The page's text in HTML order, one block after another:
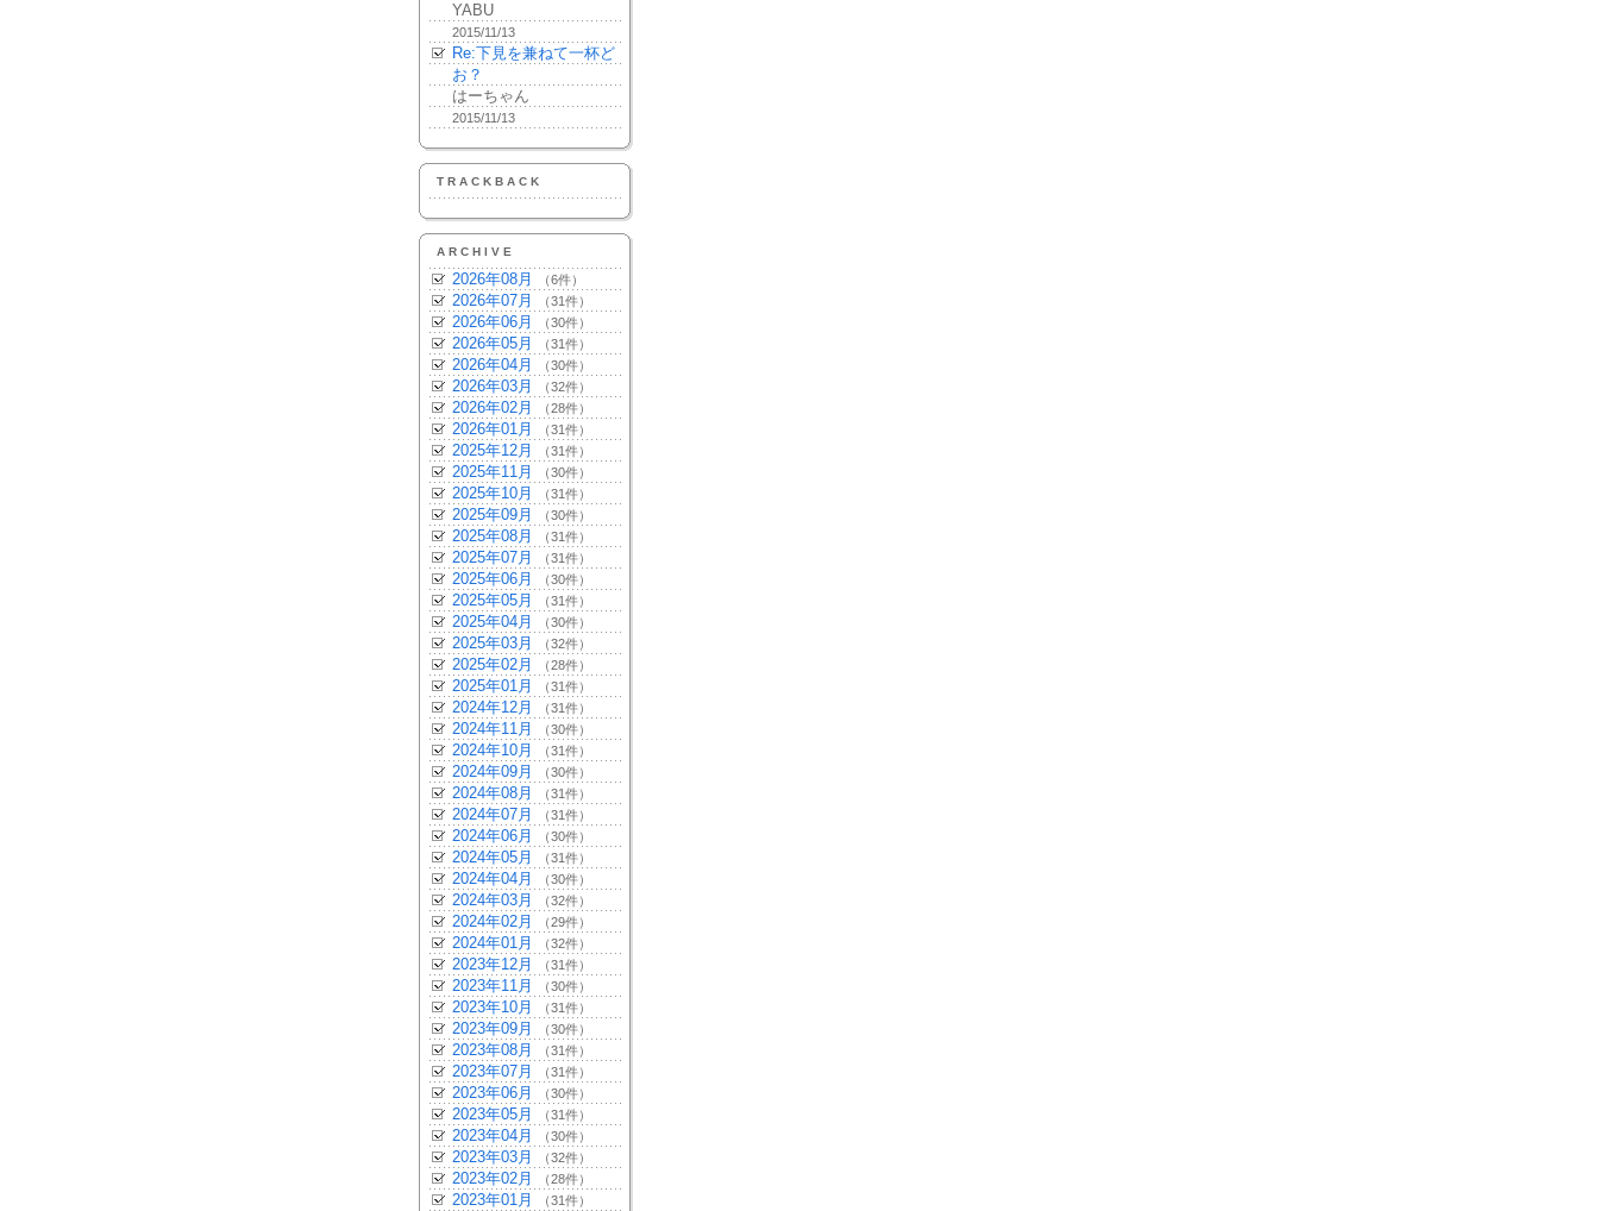
YABU
2015/11/13
Re:下見を兼ねて一杯ど
お？
はーちゃん
2015/11/13
TRACKBACK
ARCHIVE
2026年08月 （6件）
2026年07月 （31件）
2026年06月 （30件）
2026年05月 （31件）
2026年04月 （30件）
2026年03月 （32件）
2026年02月 （28件）
2026年01月 （31件）
2025年12月 （31件）
2025年11月 （30件）
2025年10月 （31件）
2025年09月 （30件）
2025年08月 （31件）
2025年07月 （31件）
2025年06月 （30件）
2025年05月 （31件）
2025年04月 （30件）
2025年03月 （32件）
2025年02月 （28件）
2025年01月 （31件）
2024年12月 （31件）
2024年11月 （30件）
2024年10月 （31件）
2024年09月 （30件）
2024年08月 （31件）
2024年07月 （31件）
2024年06月 （30件）
2024年05月 （31件）
2024年04月 （30件）
2024年03月 （32件）
2024年02月 （29件）
2024年01月 （32件）
2023年12月 （31件）
2023年11月 （30件）
2023年10月 （31件）
2023年09月 （30件）
2023年08月 （31件）
2023年07月 （31件）
2023年06月 （30件）
2023年05月 （31件）
2023年04月 （30件）
2023年03月 （32件）
2023年02月 （28件）
2023年01月 （31件）